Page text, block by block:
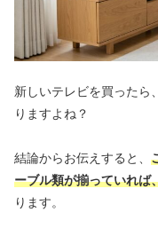
新しいテレビを買ったら
りますよね？
結論からお伝えすると、
ーブル類が揃っていれば
ります。